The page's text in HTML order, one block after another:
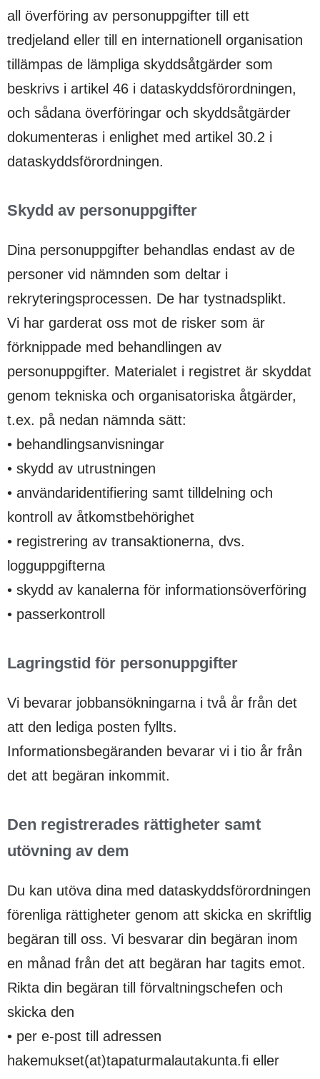
all överföring av personuppgifter till ett
tredjeland eller till en internationell organisation
tillämpas de lämpliga skyddsåtgärder som
beskrivs i artikel 46 i dataskyddsförordningen,
och sådana överföringar och skyddsåtgärder
dokumenteras i enlighet med artikel 30.2 i
dataskyddsförordningen.
Skydd av personuppgifter
Dina personuppgifter behandlas endast av de
personer vid nämnden som deltar i
rekryteringsprocessen. De har tystnadsplikt.
Vi har garderat oss mot de risker som är
förknippade med behandlingen av
personuppgifter. Materialet i registret är skyddat
genom tekniska och organisatoriska åtgärder,
t.ex. på nedan nämnda sätt:
• behandlingsanvisningar
• skydd av utrustningen
• användaridentifiering samt tilldelning och
kontroll av åtkomstbehörighet
• registrering av transaktionerna, dvs.
logguppgifterna
• skydd av kanalerna för informationsöverföring
• passerkontroll
Lagringstid för personuppgifter
Vi bevarar jobbansökningarna i två år från det
att den lediga posten fyllts.
Informationsbegäranden bevarar vi i tio år från
det att begäran inkommit.
Den registrerades rättigheter samt
utövning av dem
Du kan utöva dina med dataskyddsförordningen
förenliga rättigheter genom att skicka en skriftlig
begäran till oss. Vi besvarar din begäran inom
en månad från det att begäran har tagits emot.
Rikta din begäran till förvaltningschefen och
skicka den
• per e-post till adressen
hakemukset(at)tapaturmalautakunta.fi eller